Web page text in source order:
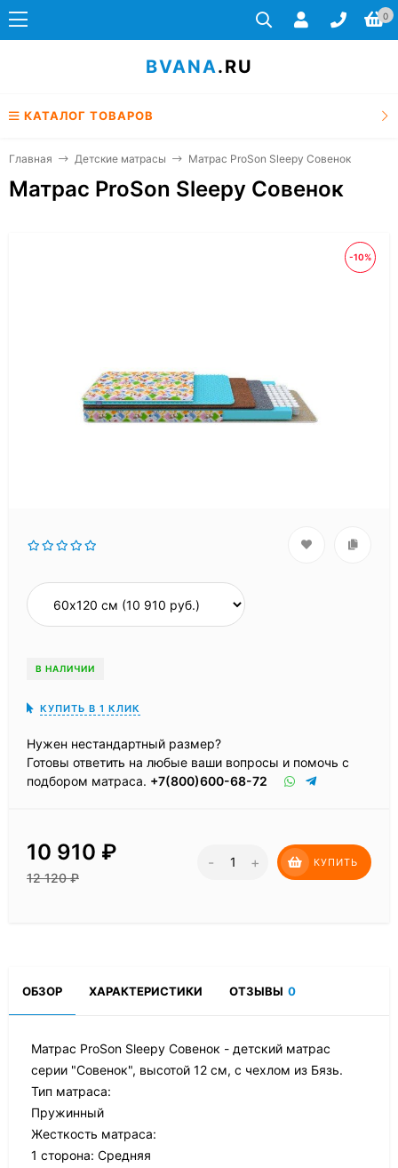
0
BVANA.RU
КАТАЛОГ ТОВАРОВ
Главная Детские матрасы Матрас ProSon Sleepy Совенок
Матрас ProSon Sleepy Совенок
-10%
В НАЛИЧИИ
КУПИТЬ В 1 КЛИК
Нужен нестандартный размер?
Готовы ответить на любые ваши вопросы и помочь с
подбором матраса. +7(800)600-68-72
10 910 ₽
12 120₽
- + КУПИТЬ
ОБЗОР ХАРАКТЕРИСТИКИ ОТЗЫВЫ 0
Матрас ProSon Sleepy Совенок - детский матрас
серии "Совенок", высотой 12 см, с чехлом из Бязь.
Тип матраса:
Пружинный
Жесткость матраса:
1 сторона: Средняя